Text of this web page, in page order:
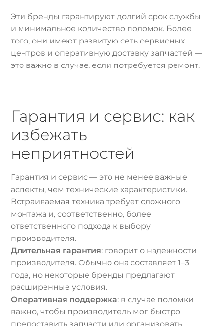
Эти бренды гарантируют долгий срок службы
и минимальное количество поломок. Более
того, они имеют развитую сеть сервисных
центров и оперативную доставку запчастей —
это важно в случае, если потребуется ремонт.
Гарантия и сервис: как
избежать
неприятностей
Гарантия и сервис — это не менее важные
аспекты, чем технические характеристики.
Встраиваемая техника требует сложного
монтажа и, соответственно, более
ответственного подхода к выбору
производителя.
Длительная гарантия: говорит о надежности
производителя. Обычно она составляет 1–3
года, но некоторые бренды предлагают
расширенные условия.
Оперативная поддержка: в случае поломки
важно, чтобы производитель мог быстро
предоставить запчасти или организовать